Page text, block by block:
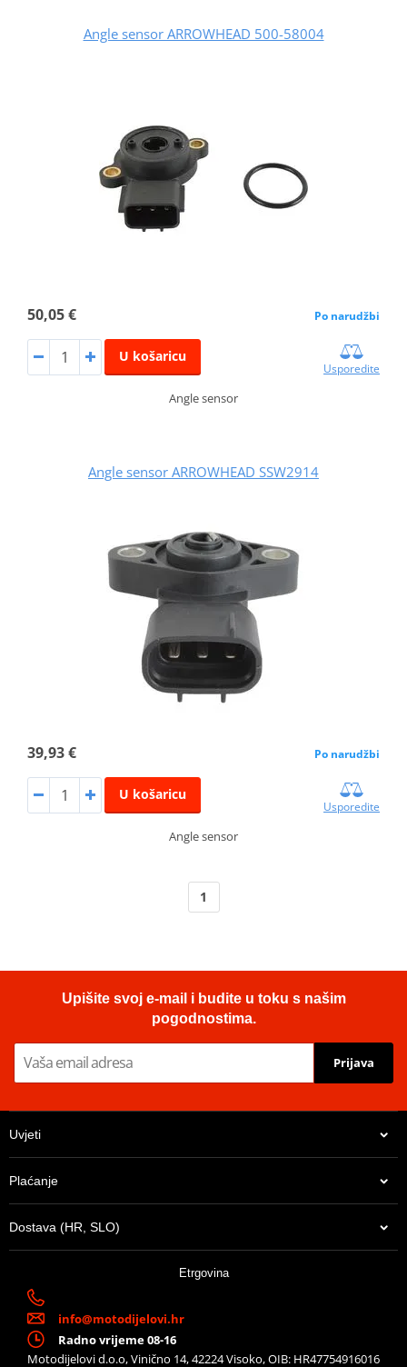
Angle sensor ARROWHEAD 500-58004
50,05 € Po narudžbi
U košaricu
Usporedite
Angle sensor
Angle sensor ARROWHEAD SSW2914
39,93 € Po narudžbi
U košaricu
Usporedite
Angle sensor
1
Upišite svoj e-mail i budite u toku s našim
pogodnostima.
Prijava
Uvjeti
Plaćanje
Dostava (HR, SLO)
Etrgovina
info@motodijelovi.hr
Radno vrijeme 08-16
Motodijelovi d.o.o, Vinično 14, 42224 Visoko, OIB: HR47754916016